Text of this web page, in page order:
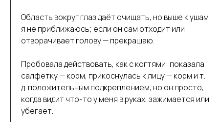
Область вокруг глаз даёт очищать, но выше к ушам
я не приближаюсь; если он сам отходит или
отворачивает голову — прекращаю.
Пробовала действовать, как с когтями: показала
салфетку — корм, прикоснулась к лицу — корм и т.
д. положительным подкреплением, но он просто,
когда видит что-то у меня в руках, зажимается или
убегает.